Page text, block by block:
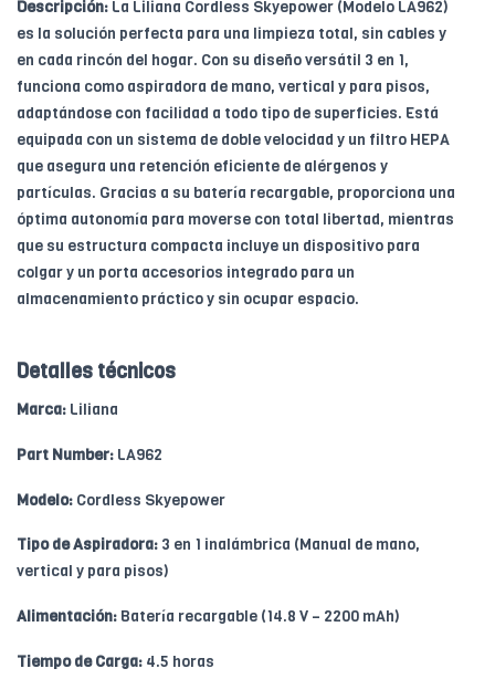
Descripción: La Liliana Cordless Skyepower (Modelo LA962)
es la solución perfecta para una limpieza total, sin cables y
en cada rincón del hogar. Con su diseño versátil 3 en 1,
funciona como aspiradora de mano, vertical y para pisos,
adaptándose con facilidad a todo tipo de superficies. Está
equipada con un sistema de doble velocidad y un filtro HEPA
que asegura una retención eficiente de alérgenos y
partículas. Gracias a su batería recargable, proporciona una
óptima autonomía para moverse con total libertad, mientras
que su estructura compacta incluye un dispositivo para
colgar y un porta accesorios integrado para un
almacenamiento práctico y sin ocupar espacio.
Detalles técnicos
Marca: Liliana
Part Number: LA962
Modelo: Cordless Skyepower
Tipo de Aspiradora: 3 en 1 inalámbrica (Manual de mano,
vertical y para pisos)
Alimentación: Batería recargable (14.8 V – 2200 mAh)
Tiempo de Carga: 4.5 horas